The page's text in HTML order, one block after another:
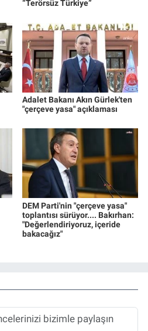
“Terörsüz Türkiye”
Adalet Bakanı Akın Gürlek'ten
"çerçeve yasa" açıklaması
DEM Parti'nin "çerçeve yasa"
toplantısı sürüyor.... Bakırhan:
"Değerlendiriyoruz, içeride
bakacağız"